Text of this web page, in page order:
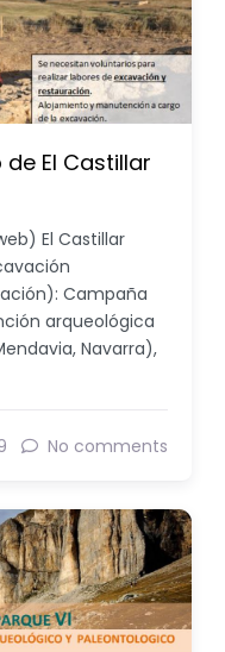
El Castillar
El Castillar
Campaña
arqueológica
Navarra),
No comments